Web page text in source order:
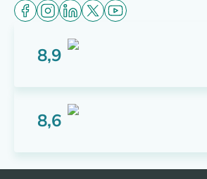
8,9Score: 8,9 van 10 punten
8,6Score: 8,6 van 10 punten